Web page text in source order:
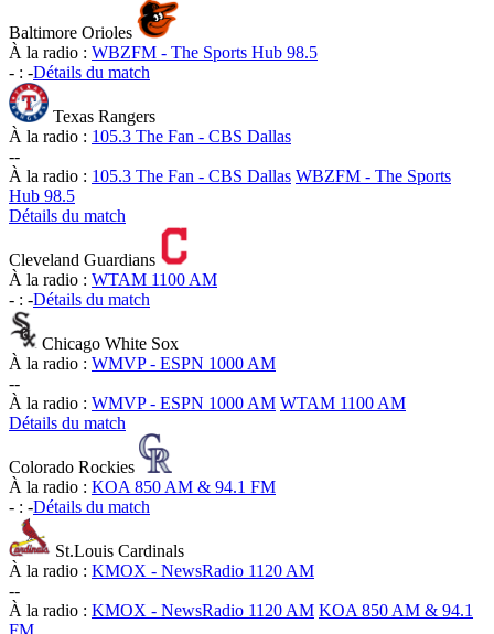
Baltimore Orioles
À la radio : WBZFM - The Sports Hub 98.5
- : -Détails du match
Texas Rangers
À la radio : 105.3 The Fan - CBS Dallas
--
À la radio : 105.3 The Fan - CBS Dallas WBZFM - The Sports
Hub 98.5
Détails du match
Cleveland Guardians
À la radio : WTAM 1100 AM
- : -Détails du match
Chicago White Sox
À la radio : WMVP - ESPN 1000 AM
--
À la radio : WMVP - ESPN 1000 AM WTAM 1100 AM
Détails du match
Colorado Rockies
À la radio : KOA 850 AM & 94.1 FM
- : -Détails du match
St.Louis Cardinals
À la radio : KMOX - NewsRadio 1120 AM
--
À la radio : KMOX - NewsRadio 1120 AM KOA 850 AM & 94.1